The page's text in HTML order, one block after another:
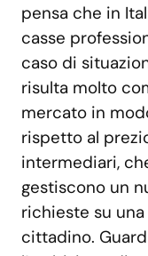
pensa che in
casse
caso di
risulta molto
mercato in
rispetto al
intermediari,
gestiscono un
richieste su
cittadino.